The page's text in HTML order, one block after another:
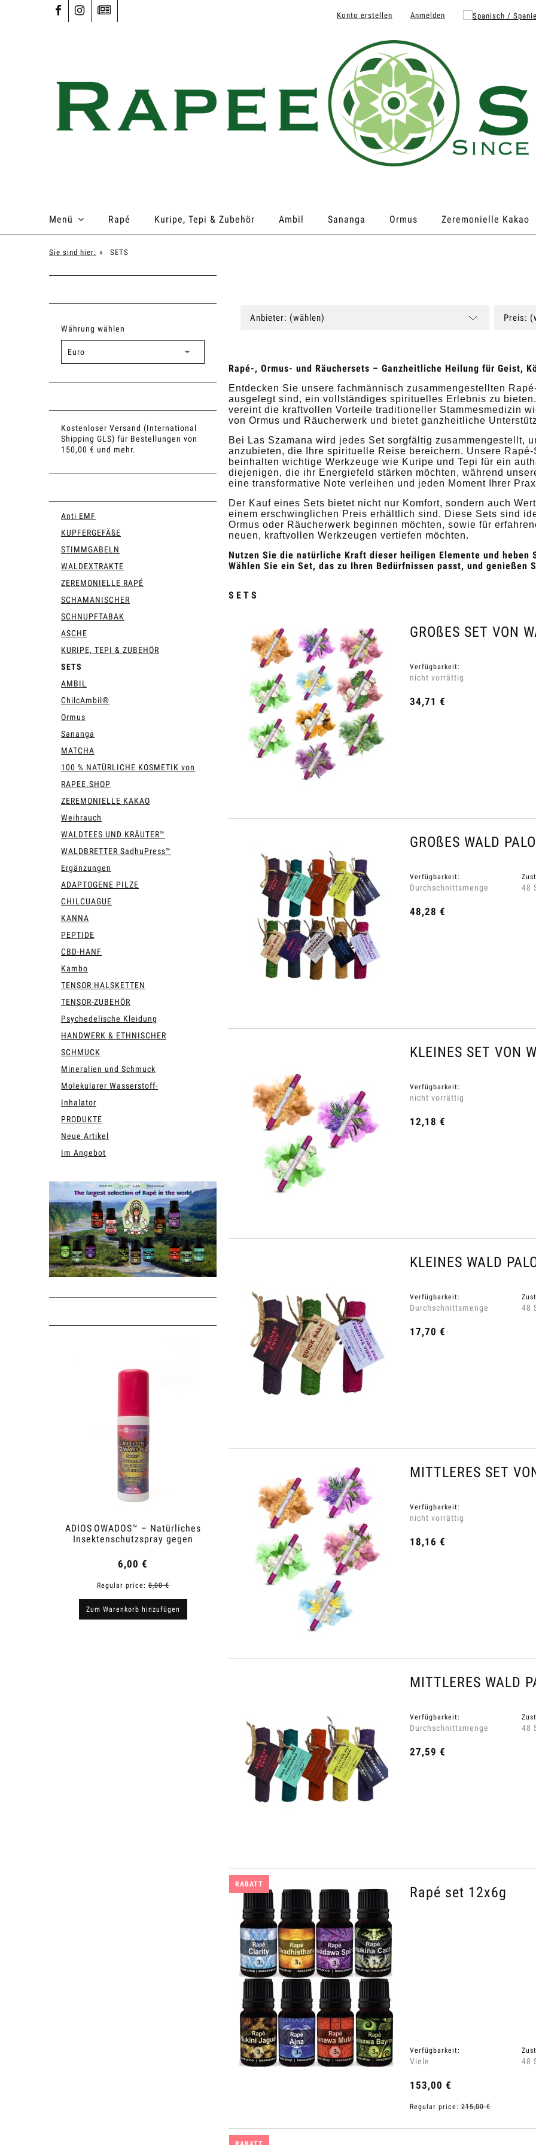
Konto erstellen Anmelden
Menü Rapé Kuripe, Tepi & Zubehör Ambil Sananga Ormus Zeremonielle Kakao
Sie sind hier: » SETS
Währung wählen
Kostenloser Versand (International
Shipping GLS) für Bestellungen von
150,00 € und mehr.
Anti EMF
KUPFERGEFÄßE
STIMMGABELN
WALDEXTRAKTE
ZEREMONIELLE RAPÉ
SCHAMANISCHER
SCHNUPFTABAK
ASCHE
KURIPE, TEPI & ZUBEHÖR
SETS
AMBIL
ChilcAmbil®
Ormus
Sananga
MATCHA
100 % NATÜRLICHE KOSMETIK von
RAPEE.SHOP
ZEREMONIELLE KAKAO
Weihrauch
WALDTEES UND KRÄUTER™
WALDBRETTER SadhuPress™
Ergänzungen
ADAPTOGENE PILZE
CHILCUAGUE
KANNA
PEPTIDE
CBD-HANF
Kambo
TENSOR HALSKETTEN
TENSOR-ZUBEHÖR
Psychedelische Kleidung
HANDWERK & ETHNISCHER
SCHMUCK
Mineralien und Schmuck
Molekularer Wasserstoff-
Inhalator
PRODUKTE
Neue Artikel
Im Angebot
ADIOS OWADOS™ – Natürliches
Insektenschutzspray gegen
6,00 €
Regular price:8,00 €
Zum Warenkorb hinzufügen
Anti-Verlust Shampoo gegen
Haarausfall™
11,40 €
Regular price: 38,00 €
Verfügbarkeit der Artikel melden
Anbieter: (wählen) Preis:
Rapé-, Ormus- und Räuchersets – Ganzheitliche Heilung für Geist,
Entdecken Sie unsere fachmännisch zusammengestellten
ausgelegt sind, ein vollständiges spirituelles Erlebnis zu
vereint die kraftvollen Vorteile traditioneller Stammesmedizin
von Ormus und Räucherwerk und bietet ganzheitliche
Bei Las Szamana wird jedes Set sorgfältig zusammengestellt,
anzubieten, die Ihre spirituelle Reise bereichern. Unsere
beinhalten wichtige Werkzeuge wie Kuripe und Tepi für ein
diejenigen, die ihr Energiefeld stärken möchten, während
eine transformative Note verleihen und jeden Moment Ihrer
Der Kauf eines Sets bietet nicht nur Komfort, sondern auch
einem erschwinglichen Preis erhältlich sind. Diese Sets sind
Ormus oder Räucherwerk beginnen möchten, sowie für
neuen, kraftvollen Werkzeugen vertiefen möchten.
Nutzen Sie die natürliche Kraft dieser heiligen Elemente und
Wählen Sie ein Set, das zu Ihren Bedürfnissen passt, und genießen
SETS
GROßES SET VON
Verfügbarkeit:
nicht vorrättig
34,71 €
GROßES WALD
Verfügbarkeit:
Durchschnittsmenge 48
48,28 €
KLEINES SET VON
Verfügbarkeit:
nicht vorrättig
12,18 €
KLEINES WALD
Verfügbarkeit:
Durchschnittsmenge 48
17,70 €
MITTLERES SET
Verfügbarkeit:
nicht vorrättig
18,16 €
MITTLERES WALD
Verfügbarkeit:
Durchschnittsmenge 48
27,59 €
Rapé set 12x6g
Verfügbarkeit:
Viele 48
153,00 €
Regular price:215,00 €
RABATT